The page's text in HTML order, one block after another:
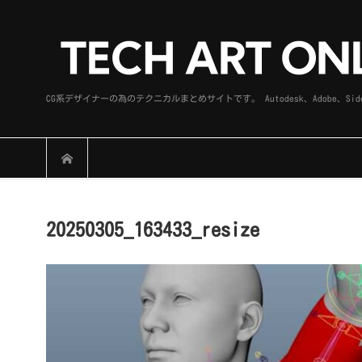
CG系デザイナーの為のテクニカルまとめサイトです。 Autodesk、Adobe、
20250305_163433_resize